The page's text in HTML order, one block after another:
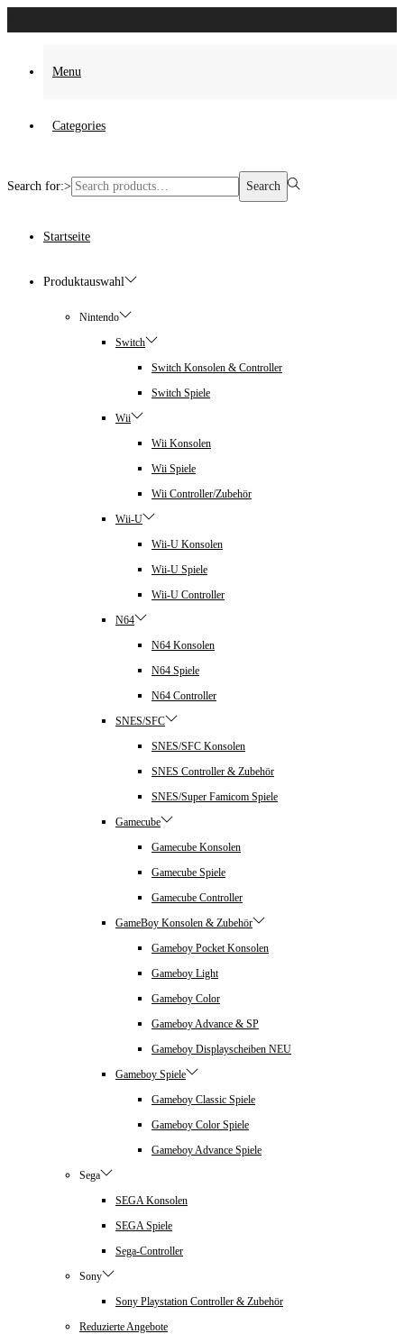
Menu
Categories
Search for:> Search
Startseite
Produktauswahl
Nintendo
Switch
Switch Konsolen & Controller
Switch Spiele
Wii
Wii Konsolen
Wii Spiele
Wii Controller/Zubehör
Wii-U
Wii-U Konsolen
Wii-U Spiele
Wii-U Controller
N64
N64 Konsolen
N64 Spiele
N64 Controller
SNES/SFC
SNES/SFC Konsolen
SNES Controller & Zubehör
SNES/Super Famicom Spiele
Gamecube
Gamecube Konsolen
Gamecube Spiele
Gamecube Controller
GameBoy Konsolen & Zubehör
Gameboy Pocket Konsolen
Gameboy Light
Gameboy Color
Gameboy Advance & SP
Gameboy Displayscheiben NEU
Gameboy Spiele
Gameboy Classic Spiele
Gameboy Color Spiele
Gameboy Advance Spiele
Sega
SEGA Konsolen
SEGA Spiele
Sega-Controller
Sony
Sony Playstation Controller & Zubehör
Reduzierte Angebote